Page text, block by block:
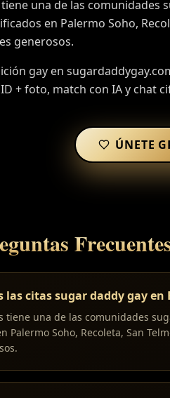
una de las comunidades
en Palermo Soho,
generosos.
gay en
+ foto, match con IA y chat
ÚNETE
las citas sugar daddy gay en
tiene una de las comunidades
Palermo Soho, Recoleta, San